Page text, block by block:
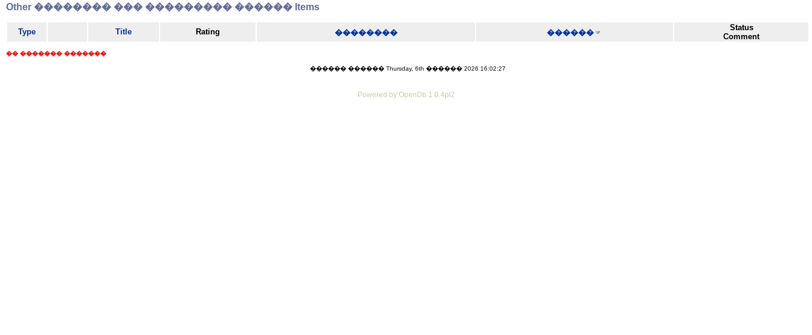
Other �������� ��� ��������� ������ Items
Type Title Rating �������� ������
Status
Comment
�� ������� �������
������ ������ Thursday, 6th ������ 2026 16:02:27
Powered by OpenDb 1.0.4pl2